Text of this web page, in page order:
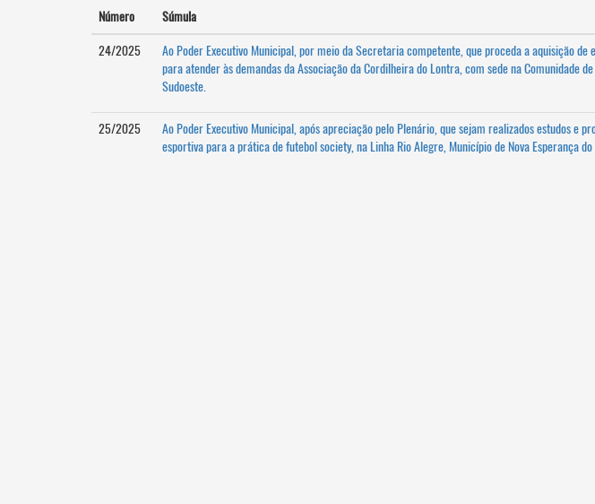
Número
Súmula
24/2025
Ao Poder Executivo Municipal, por meio da Secretaria competente, que proceda a aquisição
para atender às demandas da Associação da Cordilheira do Lontra, com sede na Comunidade
Sudoeste.
25/2025
Ao Poder Executivo Municipal, após apreciação pelo Plenário, que sejam realizados estudos e
esportiva para a prática de futebol society, na Linha Rio Alegre, Município de Nova Esperança do